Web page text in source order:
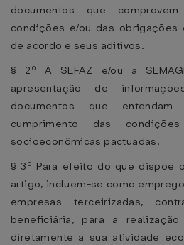
documentos que
condições e/ou das obrigações
de acordo e seus aditivos.
§ 2º A SEFAZ e/ou a
apresentação de
documentos que
cumprimento das
socioeconômicas pactuadas.
§ 3º Para efeito do que dispõe
artigo, incluem-se como
empresas terceirizadas,
beneficiária, para a
diretamente a sua atividade